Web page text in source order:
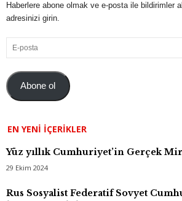
Haberlere abone olmak ve e-posta ile bildirimler
adresinizi girin.
E-
posta
Abone ol
EN YENI İÇERIKLER
Yüz yıllık Cumhuriyet’in Gerçek
29 Ekim 2024
Rus Sosyalist Federatif Sovyet